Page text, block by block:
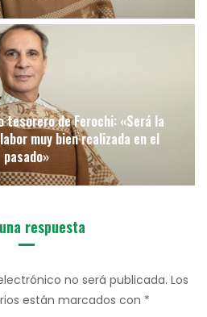
tesorero de Ferochi: «Será la
muy bien realizada en el
pasado»
respuesta
no será publicada. Los
están marcados con *